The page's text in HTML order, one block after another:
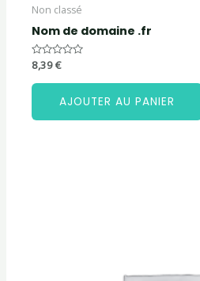
Non classé
Nom de domaine .fr
Note
sur
8,39€
AJOUTER AU PANIER